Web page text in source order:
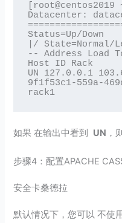
Datacenter:
Status=Up/Down
|/ State=Normal/
-- Address Load
Host ID Rack
UN 127.0.0.1
9f1f53c1-559a-
rack1
如果 在输出中看到 UN ，
步骤4：配置APACHE
安全卡桑德拉
默认情况下，您可以 不使